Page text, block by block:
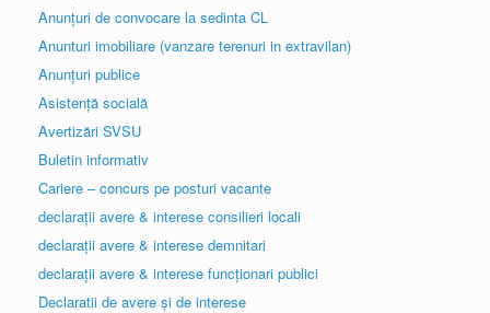
Anunțuri de convocare la sedinta CL
Anunturi imobiliare (vanzare terenuri in extravilan)
Anunțuri publice
Asistență socială
Avertizări SVSU
Buletin informativ
Cariere – concurs pe posturi vacante
declarații avere & interese consilieri locali
declarații avere & interese demnitari
declarații avere & interese funcționari publici
Declaratii de avere și de interese